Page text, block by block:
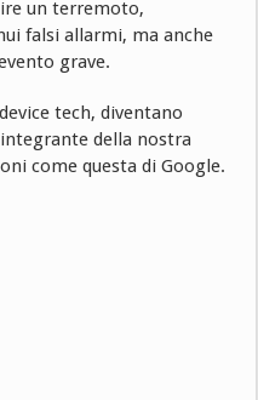
un terremoto,
falsi allarmi, ma anche
grave.
tech, diventano
della nostra
come questa di Google.